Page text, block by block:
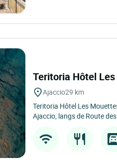
Teritoria Hôtel
Ajaccio29 km
Teritoria Hôtel Les
Ajaccio, langs de Route